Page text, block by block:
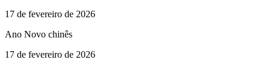
17 de fevereiro de 2026
Ano Novo chinês
17 de fevereiro de 2026